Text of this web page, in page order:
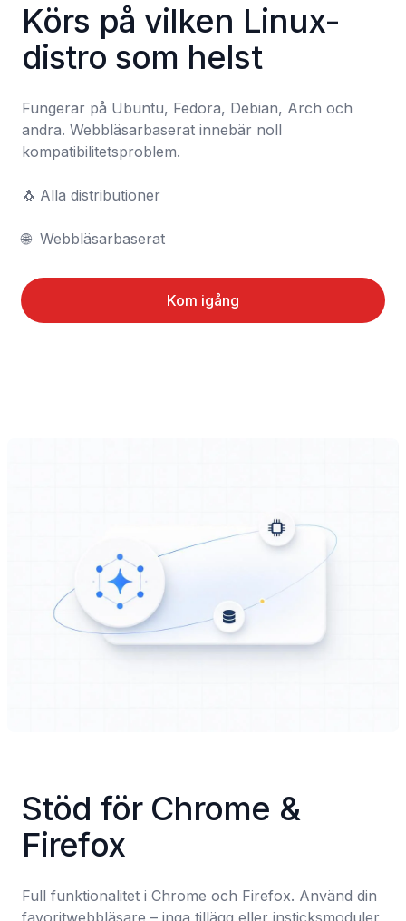
Körs på vilken Linux-
distro som helst
Fungerar på Ubuntu, Fedora, Debian, Arch och
andra. Webbläsarbaserat innebär noll
kompatibilitetsproblem.
🐧	Alla distributioner
🌐	Webbläsarbaserat
Kom igång
Stöd för Chrome &
Firefox
Full funktionalitet i Chrome och Firefox. Använd din
favoritwebbläsare – inga tillägg eller insticksmoduler